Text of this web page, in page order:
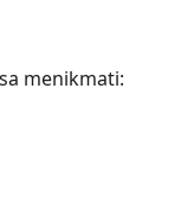
menikmati: